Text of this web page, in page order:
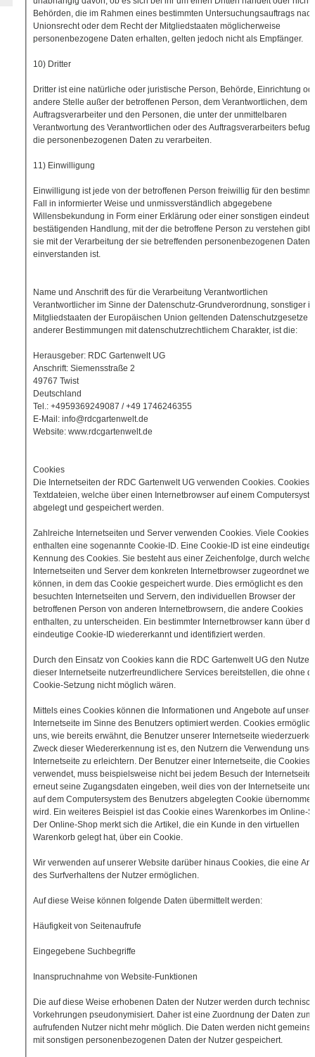
Behörden, die im Rahmen eines bestimmten Untersuchungsauftrags
Unionsrecht oder dem Recht der Mitgliedstaaten möglicherweise
personenbezogene Daten erhalten, gelten jedoch nicht als Empfänger.
10) Dritter
Dritter ist eine natürliche oder juristische Person, Behörde, Einrichtung
andere Stelle außer der betroffenen Person, dem Verantwortlichen, dem
Auftragsverarbeiter und den Personen, die unter der unmittelbaren
Verantwortung des Verantwortlichen oder des Auftragsverarbeiters befugt
die personenbezogenen Daten zu verarbeiten.
11) Einwilligung
Einwilligung ist jede von der betroffenen Person freiwillig für den
Fall in informierter Weise und unmissverständlich abgegebene
Willensbekundung in Form einer Erklärung oder einer sonstigen
bestätigenden Handlung, mit der die betroffene Person zu verstehen gibt,
sie mit der Verarbeitung der sie betreffenden personenbezogenen Daten
einverstanden ist.
Name und Anschrift des für die Verarbeitung Verantwortlichen
Verantwortlicher im Sinne der Datenschutz-Grundverordnung, sonstiger
Mitgliedstaaten der Europäischen Union geltenden Datenschutzgesetze
anderer Bestimmungen mit datenschutzrechtlichem Charakter, ist die:
Herausgeber: RDC Gartenwelt UG
Anschrift: Siemensstraße 2
49767 Twist
Deutschland
Tel.: +4959369249087 / +49 1746246355
E-Mail: info@rdcgartenwelt.de
Website: www.rdcgartenwelt.de
Cookies
Die Internetseiten der RDC Gartenwelt UG verwenden Cookies. Cookies
Textdateien, welche über einen Internetbrowser auf einem
abgelegt und gespeichert werden.
Zahlreiche Internetseiten und Server verwenden Cookies. Viele Cookies
enthalten eine sogenannte Cookie-ID. Eine Cookie-ID ist eine eindeutige
Kennung des Cookies. Sie besteht aus einer Zeichenfolge, durch welche
Internetseiten und Server dem konkreten Internetbrowser zugeordnet
können, in dem das Cookie gespeichert wurde. Dies ermöglicht es den
besuchten Internetseiten und Servern, den individuellen Browser der
betroffenen Person von anderen Internetbrowsern, die andere Cookies
enthalten, zu unterscheiden. Ein bestimmter Internetbrowser kann über
eindeutige Cookie-ID wiedererkannt und identifiziert werden.
Durch den Einsatz von Cookies kann die RDC Gartenwelt UG den
dieser Internetseite nutzerfreundlichere Services bereitstellen, die ohne
Cookie-Setzung nicht möglich wären.
Mittels eines Cookies können die Informationen und Angebote auf
Internetseite im Sinne des Benutzers optimiert werden. Cookies
uns, wie bereits erwähnt, die Benutzer unserer Internetseite
Zweck dieser Wiedererkennung ist es, den Nutzern die Verwendung
Internetseite zu erleichtern. Der Benutzer einer Internetseite, die Cookies
verwendet, muss beispielsweise nicht bei jedem Besuch der Internetseite
erneut seine Zugangsdaten eingeben, weil dies von der Internetseite und
auf dem Computersystem des Benutzers abgelegten Cookie
wird. Ein weiteres Beispiel ist das Cookie eines Warenkorbes im Online-
Der Online-Shop merkt sich die Artikel, die ein Kunde in den virtuellen
Warenkorb gelegt hat, über ein Cookie.
Wir verwenden auf unserer Website darüber hinaus Cookies, die eine
des Surfverhaltens der Nutzer ermöglichen.
Auf diese Weise können folgende Daten übermittelt werden:
Häufigkeit von Seitenaufrufe
Eingegebene Suchbegriffe
Inanspruchnahme von Website-Funktionen
Die auf diese Weise erhobenen Daten der Nutzer werden durch
Vorkehrungen pseudonymisiert. Daher ist eine Zuordnung der Daten zum
aufrufenden Nutzer nicht mehr möglich. Die Daten werden nicht
mit sonstigen personenbezogenen Daten der Nutzer gespeichert.